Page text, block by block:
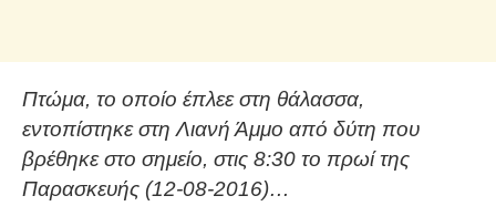
Πτώμα, το οποίο έπλεε στη θάλασσα,
εντοπίστηκε στη Λιανή Άμμο από δύτη που
βρέθηκε στο σημείο, στις 8:30 το πρωί της
Παρασκευής (12-08-2016)…